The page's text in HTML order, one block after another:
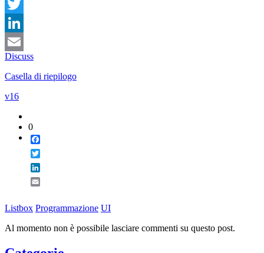
Facebook
Twitter
LinkedIn
Email
Discuss
Casella di riepilogo
v16
0
Listbox Programmazione UI
Al momento non è possibile lasciare commenti su questo post.